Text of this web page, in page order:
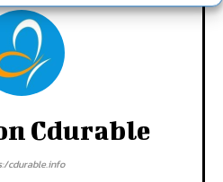
Cdurable
cdurable.info